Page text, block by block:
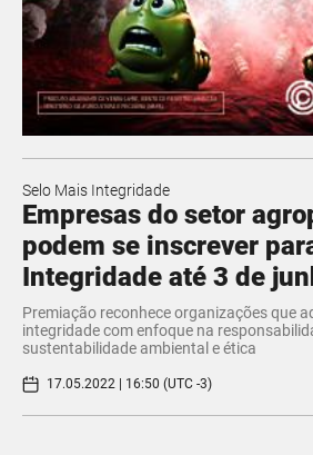
Selo Mais Integridade
Empresas do setor
podem se inscrever
Integridade até 3 de
Premiação reconhece organizações que
integridade com enfoque na
sustentabilidade ambiental e ética
17.05.2022 | 16:50 (UTC -3)